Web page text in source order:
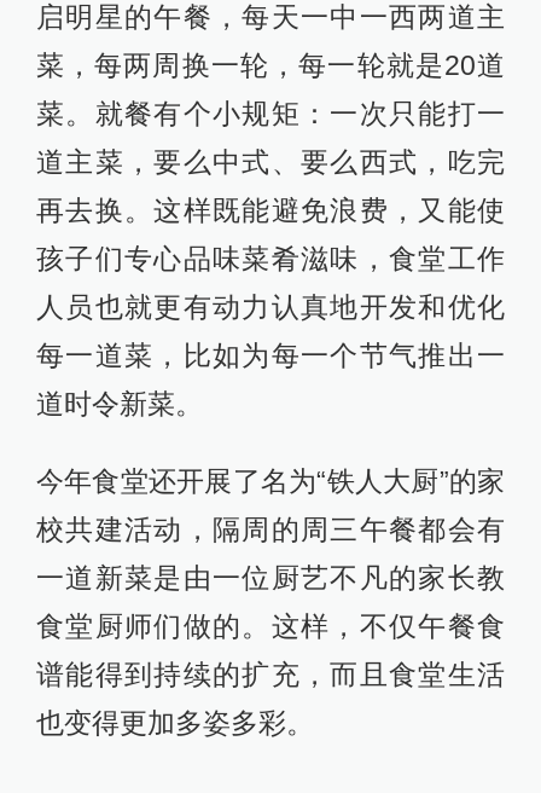
启明星的午餐，每天一中一西两道主
菜，每两周换一轮，每一轮就是20道
菜。就餐有个小规矩：一次只能打一
道主菜，要么中式、要么西式，吃完
再去换。这样既能避免浪费，又能使
孩子们专心品味菜肴滋味，食堂工作
人员也就更有动力认真地开发和优化
每一道菜，比如为每一个节气推出一
道时令新菜。
今年食堂还开展了名为“铁人大厨”的家
校共建活动，隔周的周三午餐都会有
一道新菜是由一位厨艺不凡的家长教
食堂厨师们做的。这样，不仅午餐食
谱能得到持续的扩充，而且食堂生活
也变得更加多姿多彩。